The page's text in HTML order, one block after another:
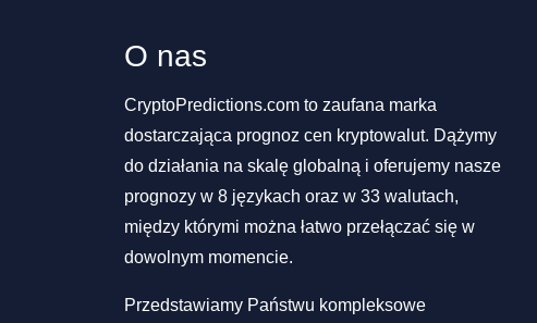
O nas
CryptoPredictions.com to zaufana marka
dostarczająca prognoz cen kryptowalut. Dążymy
do działania na skalę globalną i oferujemy nasze
prognozy w 8 językach oraz w 33 walutach,
między którymi można łatwo przełączać się w
dowolnym momencie.
Przedstawiamy Państwu kompleksowe